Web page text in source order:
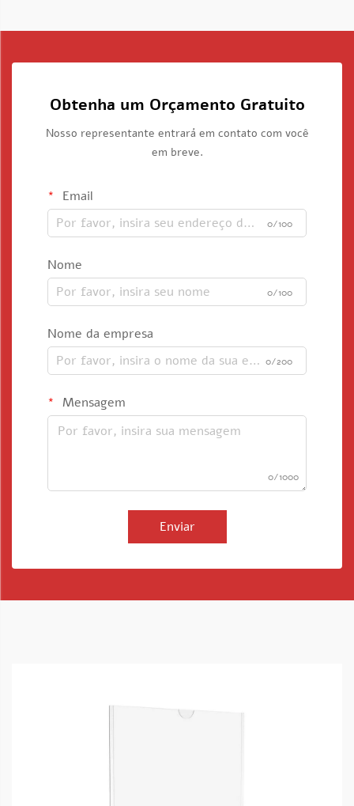
Obtenha um Orçamento Gratuito
Nosso representante entrará em contato com você
em breve.
Email
0/100
Nome
0/100
Nome da empresa
0/200
Mensagem
0/1000
Enviar